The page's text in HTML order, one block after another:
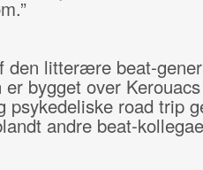
litterære beat-
bygget over
psykedeliske road trip
andre beat-